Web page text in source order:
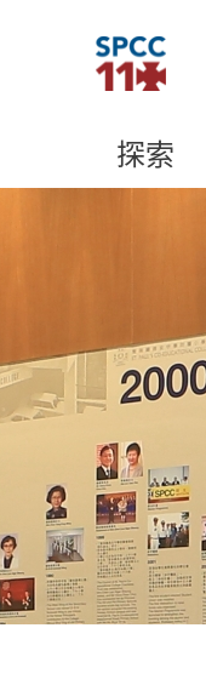
探索